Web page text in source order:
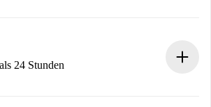
wir dich erst belasten, wenn der
24 Stunden